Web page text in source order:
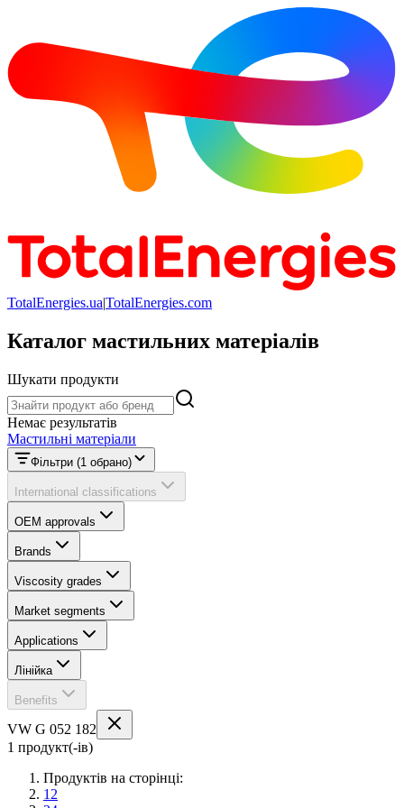
TotalEnergies.ua|TotalEnergies.com
Каталог мастильних матеріалів
Шукати продукти
Шукати продукти
Немає результатів
Мастильні матеріали
Фільтри (1 обрано)
International classifications
OEM approvals
Brands
Viscosity grades
Market segments
Applications
Лінійка
Benefits
VW G 052 182
1 продукт(-ів)
Продуктів на сторінці:
12